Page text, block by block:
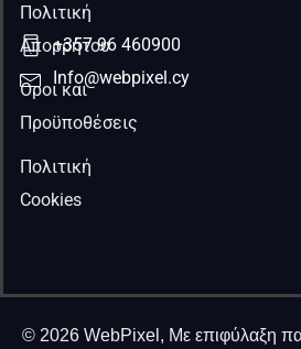
Πολιτική
Απορρήτου
Όροι και
Προϋποθέσεις
Πολιτική
Cookies
+357 96 460900
Info@webpixel.cy
© 2026 WebPixel, Με επιφύλαξη